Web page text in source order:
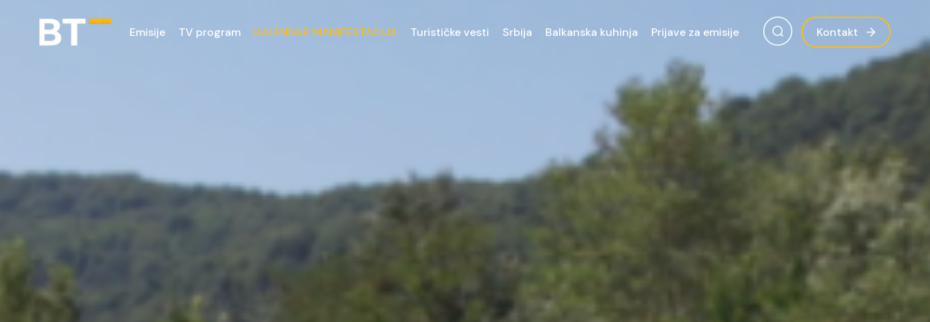
Emisije TV program KALENDAR MANIFESTACIJA Turističke vesti Srbija Balkanska kuhinja Prijave za emisije Kontakt